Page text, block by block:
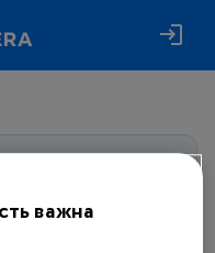
важна